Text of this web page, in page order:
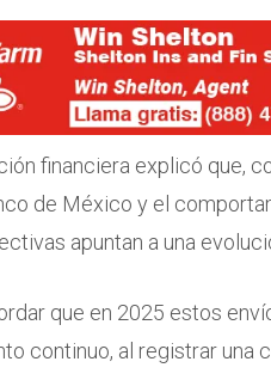
financiera explicó que,
de México y el
apuntan a una
que en 2025 estos
continuo, al registrar una